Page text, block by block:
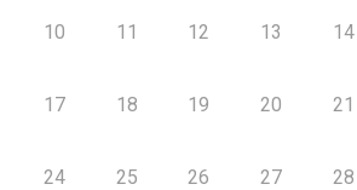
10 11 12 13 14
17 18 19 20 21
24 25 26 27 28